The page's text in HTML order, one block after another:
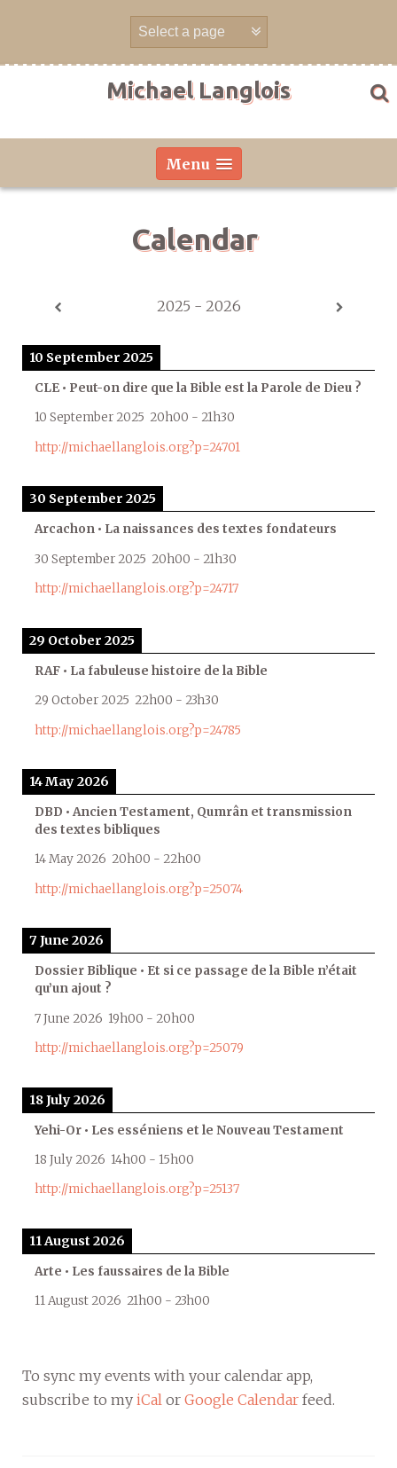
Michael Langlois
Menu
Calendar
2025 - 2026
10 September 2025
CLE • Peut-on dire que la Bible est la Parole de Dieu ?
10 September 2025 20h00 - 21h30
http://michaellanglois.org?p=24701
30 September 2025
Arcachon • La naissances des textes fondateurs
30 September 2025 20h00 - 21h30
http://michaellanglois.org?p=24717
29 October 2025
RAF • La fabuleuse histoire de la Bible
29 October 2025 22h00 - 23h30
http://michaellanglois.org?p=24785
14 May 2026
DBD • Ancien Testament, Qumrân et transmission
des textes bibliques
14 May 2026 20h00 - 22h00
http://michaellanglois.org?p=25074
7 June 2026
Dossier Biblique • Et si ce passage de la Bible n’était
qu’un ajout ?
7 June 2026 19h00 - 20h00
http://michaellanglois.org?p=25079
18 July 2026
Yehi-Or • Les esséniens et le Nouveau Testament
18 July 2026 14h00 - 15h00
http://michaellanglois.org?p=25137
11 August 2026
Arte • Les faussaires de la Bible
11 August 2026 21h00 - 23h00
To sync my events with your calendar app,
subscribe to my iCal or Google Calendar feed.